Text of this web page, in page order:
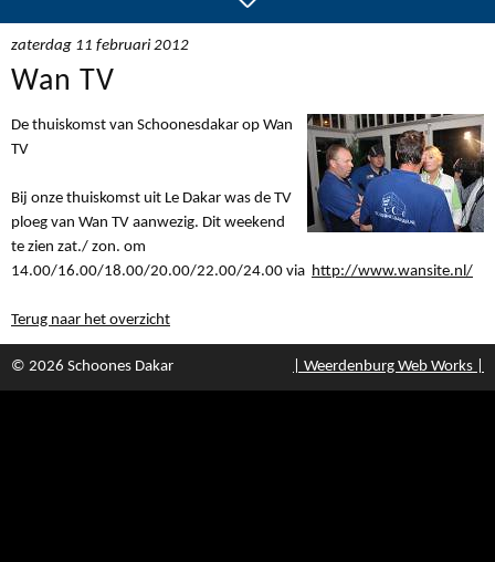
zaterdag 11 februari 2012
Wan TV
De thuiskomst van Schoonesdakar op Wan
TV
Bij onze thuiskomst uit Le Dakar was de TV
ploeg van Wan TV aanwezig. Dit weekend
te zien zat./ zon. om
14.00/16.00/18.00/20.00/22.00/24.00 via http://www.wansite.nl/
Terug naar het overzicht
© 2026 Schoones Dakar | Weerdenburg Web Works |